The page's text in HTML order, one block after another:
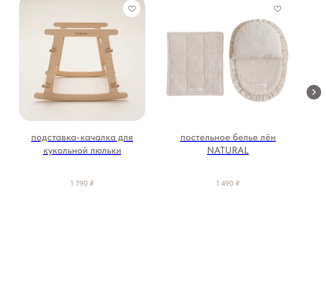
подставка-качалка для
кукольной люльки
1 790 ₽
постельное белье лён
NATURAL
1 490 ₽